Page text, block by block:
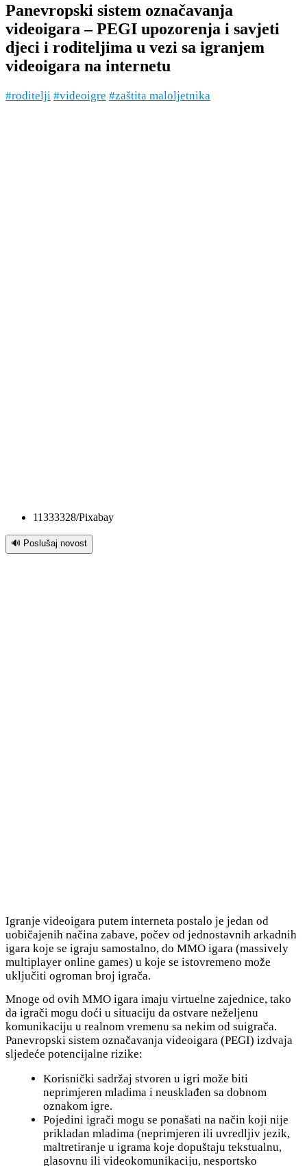
Panevropski sistem označavanja
videoigara – PEGI upozorenja i savjeti
djeci i roditeljima u vezi sa igranjem
videoigara na internetu
#roditelji #videoigre #zaštita maloljetnika
11333328/Pixabay
🔊 Poslušaj novost
Igranje videoigara putem interneta postalo je jedan od
uobičajenih načina zabave, počev od jednostavnih arkadnih
igara koje se igraju samostalno, do MMO igara (massively
multiplayer online games) u koje se istovremeno može
uključiti ogroman broj igrača.
Mnoge od ovih MMO igara imaju virtuelne zajednice, tako
da igrači mogu doći u situaciju da ostvare neželjenu
komunikaciju u realnom vremenu sa nekim od suigrača.
Panevropski sistem označavanja videoigara (PEGI) izdvaja
sljedeće potencijalne rizike:
Korisnički sadržaj stvoren u igri može biti
neprimjeren mladima i neusklađen sa dobnom
oznakom igre.
Pojedini igrači mogu se ponašati na način koji nije
prikladan mladima (neprimjeren ili uvredljiv jezik,
maltretiranje u igrama koje dopuštaju tekstualnu,
glasovnu ili videokomunikaciju, nesportsko